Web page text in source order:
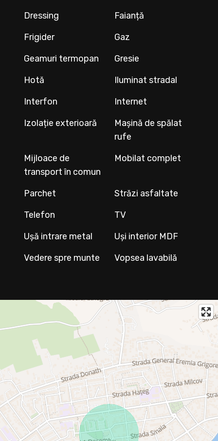
Dressing
Faianță
Frigider
Gaz
Geamuri termopan
Gresie
Hotă
Iluminat stradal
Interfon
Internet
Izolație exterioară
Mașină de spălat
rufe
Mijloace de
transport în comun
Mobilat complet
Parchet
Străzi asfaltate
Telefon
TV
Ușă intrare metal
Uși interior MDF
Vedere spre munte
Vopsea lavabilă